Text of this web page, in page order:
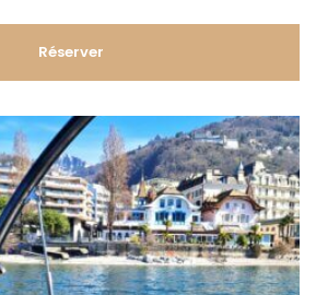
Réserver